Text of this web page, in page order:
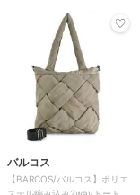
バルコス
【BARCOS/バルコス】ポリエ